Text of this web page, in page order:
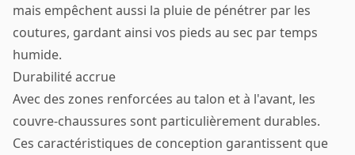
mais empêchent aussi la pluie de pénétrer par les
coutures, gardant ainsi vos pieds au sec par temps
humide.
Durabilité accrue
Avec des zones renforcées au talon et à l'avant, les
couvre-chaussures sont particulièrement durables.
Ces caractéristiques de conception garantissent que